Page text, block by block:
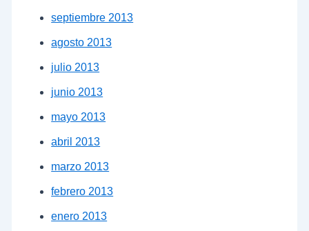
septiembre 2013
agosto 2013
julio 2013
junio 2013
mayo 2013
abril 2013
marzo 2013
febrero 2013
enero 2013